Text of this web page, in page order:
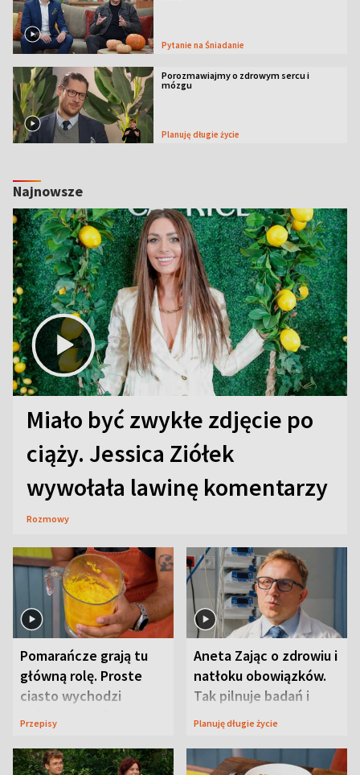
Pytanie na Śniadanie
Porozmawiajmy o zdrowym sercu i
mózgu
Planuję długie życie
Najnowsze
Miało być zwykłe zdjęcie po
ciąży. Jessica Ziółek
wywołała lawinę komentarzy
Rozmowy
Pomarańcze grają tu
główną rolę. Proste
ciasto wychodzi
wyjątkowo wilgotne
Przepisy
Aneta Zając o zdrowiu i
natłoku obowiązków.
Tak pilnuje badań i
wizyt
Planuję długie życie